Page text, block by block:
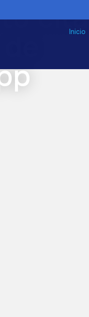
Inicio
cita